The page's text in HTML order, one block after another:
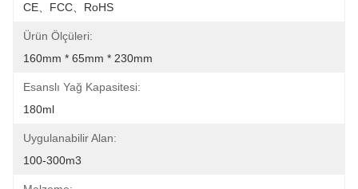
CE、FCC、RoHS
Ürün Ölçüleri:
160mm * 65mm * 230mm
Esanslı Yağ Kapasitesi:
180ml
Uygulanabilir Alan:
100-300m3